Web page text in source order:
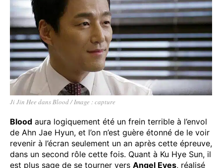
Ji Jin Hee dans Blood / Image : capture
Blood aura logiquement été un frein terrible à l’envol
de Ahn Jae Hyun, et l’on n’est guère étonné de le voir
revenir à l’écran seulement un an après cette épreuve,
dans un second rôle cette fois. Quant à Ku Hye Sun, il
est plus sage de se tourner vers Angel Eyes, réalisé